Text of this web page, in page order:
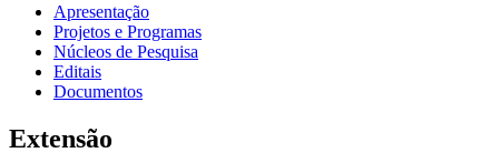
Apresentação
Projetos e Programas
Núcleos de Pesquisa
Editais
Documentos
Extensão